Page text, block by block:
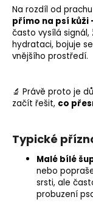
Na rozdíl od
přímo na psí kůži
často vysílá signál,
hydrataci, bojuje
vnějšího prostředí.
🔬 Právě proto je
začít řešit, co
Typické
Malé bílé
nebo
srsti, ale
probuzení